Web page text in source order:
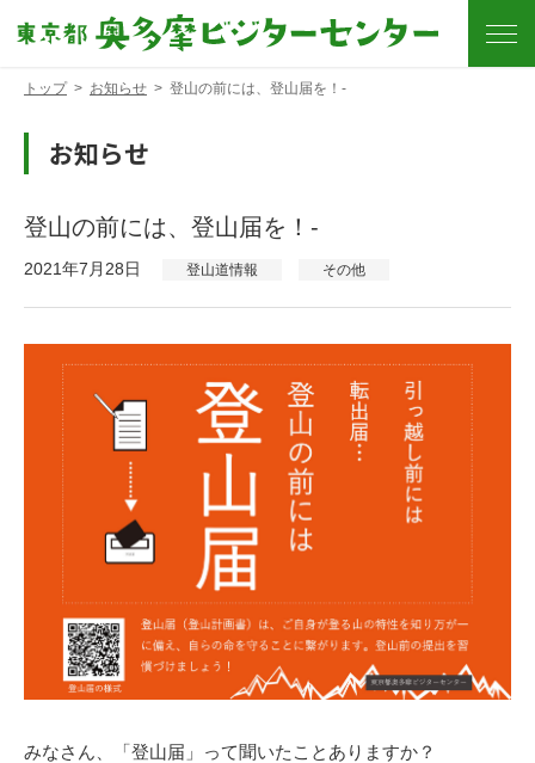
トップ > お知らせ > 登山の前には、登山届を！-
お知らせ
登山の前には、登山届を！-
2021年7月28日 登山道情報 その他
みなさん、「登山届」って聞いたことありますか？